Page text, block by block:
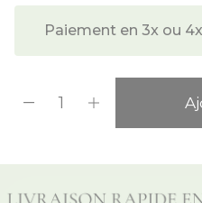
Paiement en 3x ou